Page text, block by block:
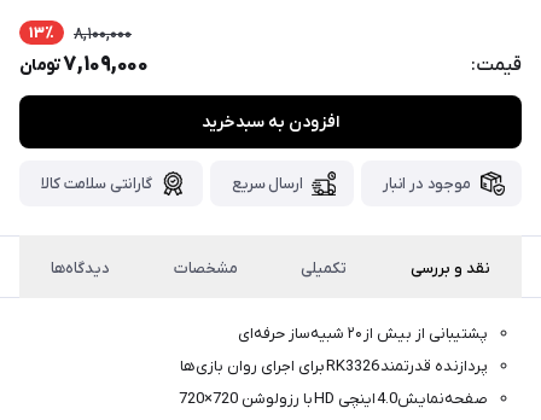
۴۸ساعت
از
ثبت
بگذارید.
صبر
قیمت:
8,100,000 13٪
7,109,000تومان
افزودن به سبدخرید
موجود در انبار ارسال سریع گارانتی سلامت کالا
نقد و بررسی تکمیلی مشخصات دیدگاه‌ها
پشتیبانی از بیش از ۲۰ شبیه‌ساز حرفه‌ای
پردازنده قدرتمند RK3326 برای اجرای روان بازی‌ها
صفحه‌نمایش4.0 اینچی HD با رزولوشن 720×720